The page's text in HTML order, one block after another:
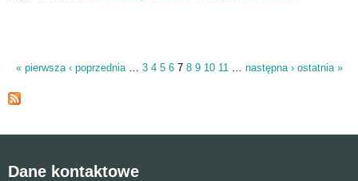
« pierwsza ‹ poprzednia … 3 4 5 6 7 8 9 10 11 … następna › ostatnia »
Dane kontaktowe